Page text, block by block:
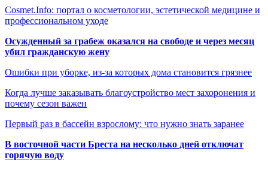
Cosmet.Info: портал о косметологии, эстетической медицине и
профессиональном уходе
Осужденный за грабеж оказался на свободе и через месяц
убил гражданскую жену
Ошибки при уборке, из-за которых дома становится грязнее
Когда лучше заказывать благоустройство мест захоронения и
почему сезон важен
Первый раз в бассейн взрослому: что нужно знать заранее
В восточной части Бреста на несколько дней отключат
горячую воду